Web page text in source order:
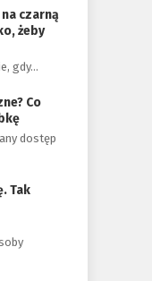
czarną
żeby
gdy…
Co
dostęp
Tak